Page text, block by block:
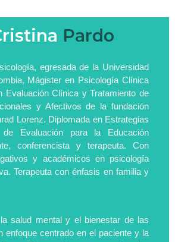
Pardo
egresada de la Universidad
Mágister en Psicología Clínica
Evaluación Clínica y Tratamiento de
y Afectivos de la fundación
Lorenz. Diplomada en Estrategias
de Evaluación para la Educación
conferencista y terapeuta. Con
y académicos en psicología
Terapeuta con énfasis en familia y
salud mental y el bienestar de las
enfoque centrado en el paciente y la